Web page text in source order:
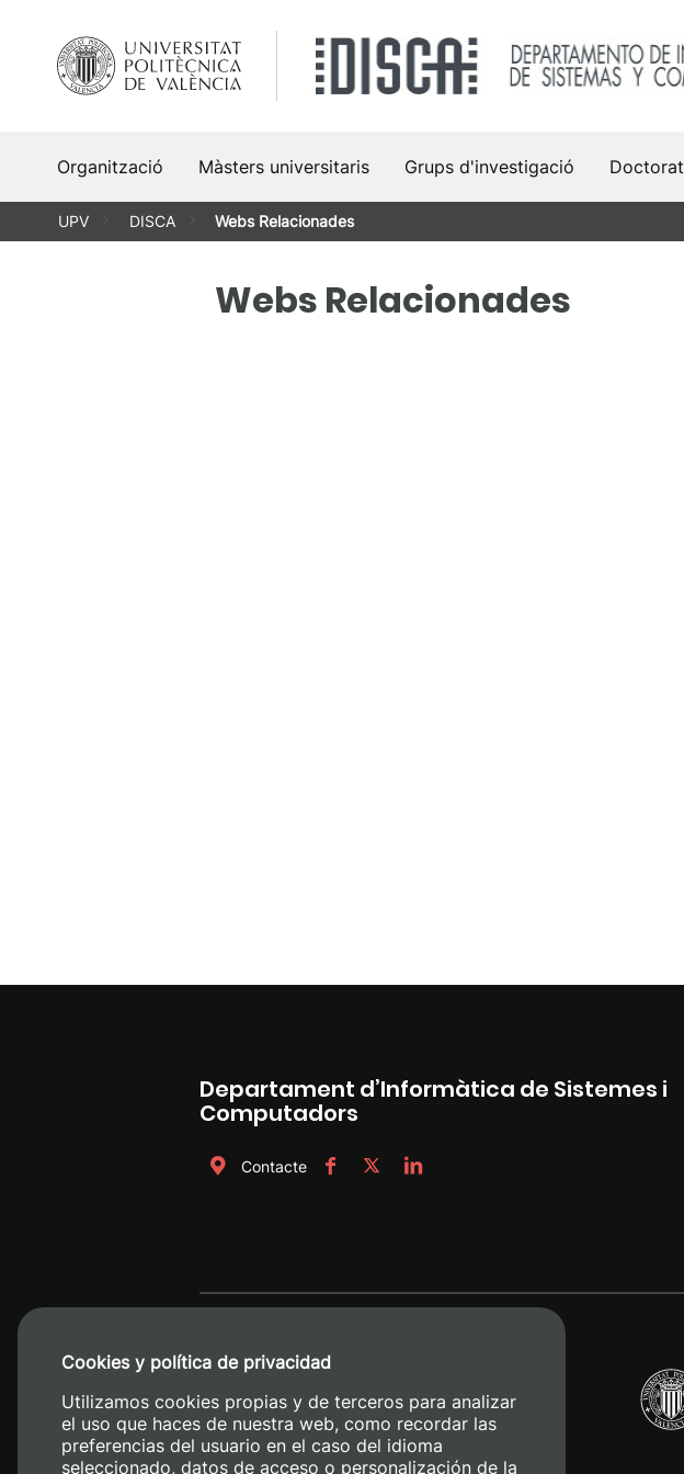
contingut
Organització Màsters universitaris Grups d'investigació Doctorat
UPV DISCA Webs Relacionades
Webs Relacionades
Departament d’Informàtica de Sistemes i
Computadors
Contacte
Cookies y política de privacidad
Utilizamos cookies propias y de terceros para analizar
el uso que haces de nuestra web, como recordar las
preferencias del usuario en el caso del idioma
seleccionado, datos de acceso o personalización de la